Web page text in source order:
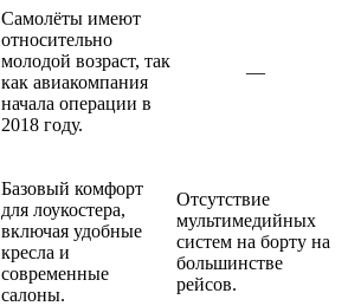
Самолёты имеют
относительно
молодой возраст, так
как авиакомпания
начала операции в
2018 году.
—
Базовый комфорт
для лоукостера,
включая удобные
кресла и
современные
салоны.
Отсутствие
мультимедийных
систем на борту на
большинстве
рейсов.